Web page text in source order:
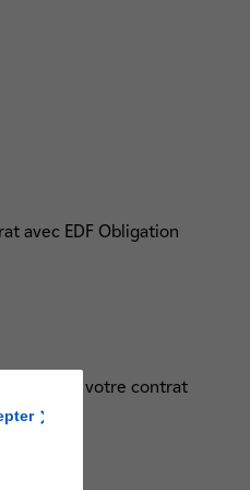
avec EDF Obligation
pour que votre contrat